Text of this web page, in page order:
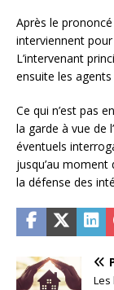
Après le
interviennent pour
L’intervenant
ensuite les
Ce qui n’est pas
la garde à vue de
éventuels
jusqu’au moment
la défense des
Les